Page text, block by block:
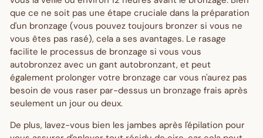
que ce ne soit pas une étape cruciale dans la préparation
d'un bronzage (vous pouvez toujours bronzer si vous ne
vous êtes pas rasé), cela a ses avantages. Le rasage
facilite le processus de bronzage si vous vous
autobronzez avec un gant autobronzant, et peut
également prolonger votre bronzage car vous n'aurez pas
besoin de vous raser par-dessus un bronzage frais après
seulement un jour ou deux.
De plus, lavez-vous bien les jambes après l'épilation pour